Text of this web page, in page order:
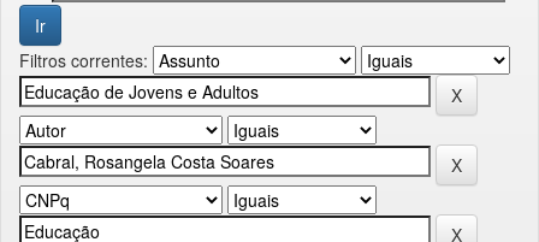
Filtros correntes: